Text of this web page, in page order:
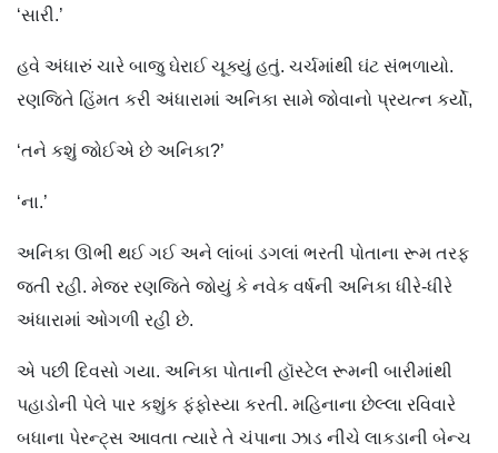
‘સારી.’
હવે અંધારું ચારે બાજુ ઘેરાઈ ચૂક્યું હતું. ચર્ચમાંથી ઘંટ સંભળાયો.
રણજિતે હિંમત કરી અંધારામાં અનિકા સામે જોવાનો પ્રયત્ન કર્યો,
‘તને કશું જોઈએ છે અનિકા?’
‘ના.’
અનિકા ઊભી થઈ ગઈ અને લાંબાં ડગલાં ભરતી પોતાના રૂમ તરફ
જતી રહી. મેજર રણજિતે જોયું કે નવેક વર્ષની અનિકા ધીરે-ધીરે
અંધારામાં ઓગળી રહી છે.
એ પછી દિવસો ગયા. અનિકા પોતાની હૉસ્ટેલ રૂમની બારીમાંથી
પહાડોની પેલે પાર કશુંક ફંફોસ્યા કરતી. મહિનાના છેલ્લા રવિવારે
બધાના પેરન્ટ્સ આવતા ત્યારે તે ચંપાના ઝાડ નીચે લાકડાની બેન્ચ